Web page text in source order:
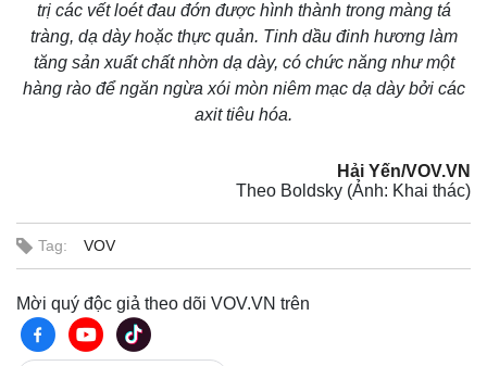
trị các vết loét đau đớn được hình thành trong màng tá
tràng, dạ dày hoặc thực quản. Tinh dầu đinh hương làm
tăng sản xuất chất nhờn dạ dày, có chức năng như một
hàng rào để ngăn ngừa xói mòn niêm mạc dạ dày bởi các
axit tiêu hóa.
Hải Yến/VOV.VN
Theo Boldsky (Ảnh: Khai thác)
Tag: VOV
Mời quý độc giả theo dõi VOV.VN trên